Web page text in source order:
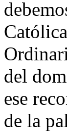
del
ese
de la